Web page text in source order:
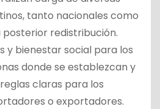
tanto nacionales como
redistribución.
y bienestar social para los
donde se establezcan y
claras para los
o exportadores.